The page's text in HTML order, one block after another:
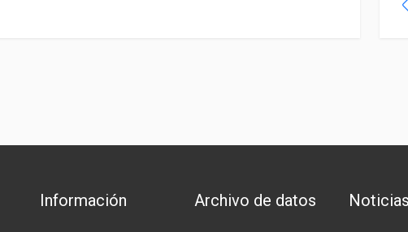
Información Archivo de datos Noticias